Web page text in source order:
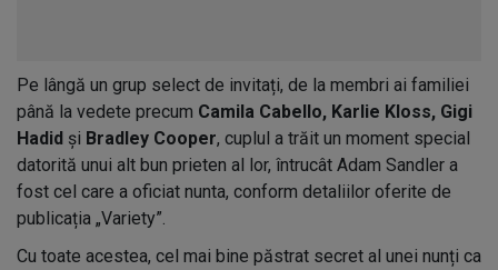
Pe lângă un grup select de invitați, de la membri ai familiei
până la vedete precum Camila Cabello, Karlie Kloss, Gigi
Hadid și Bradley Cooper, cuplul a trăit un moment special
datorită unui alt bun prieten al lor, întrucât Adam Sandler a
fost cel care a oficiat nunta, conform detaliilor oferite de
publicația „Variety”.
Cu toate acestea, cel mai bine păstrat secret al unei nunți ca